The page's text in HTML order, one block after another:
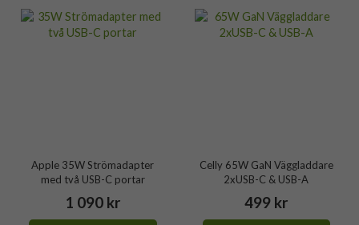
Apple 35W Strömadapter
med två USB-C portar
1 090 kr
Celly 65W GaN Väggladdare
2xUSB-C & USB-A
499 kr